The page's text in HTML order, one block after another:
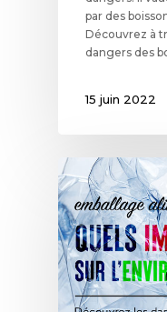
par des
Découvrez à
dangers des
15 juin 2022